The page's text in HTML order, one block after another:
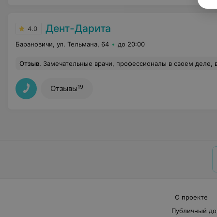
4.0 Дент-Дарита
Барановичи, ул. Тельмана, 64 до 20:00
Отзыв. Замечательные врачи, профессионалы в своем деле, внимательные.
Отзывы19
О проекте
Публичный